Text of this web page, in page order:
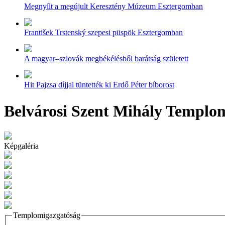
Megnyílt a megújult Keresztény Múzeum Esztergomban
František Trstenský szepesi püspök Esztergomban
A magyar–szlovák megbékélésből barátság született
Hit Pajzsa díjjal tüntették ki Erdő Péter bíborost
Belvárosi Szent Mihály
Képgaléria
Templomigazgatóság